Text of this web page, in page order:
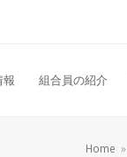
報 組合員の紹介
Home »